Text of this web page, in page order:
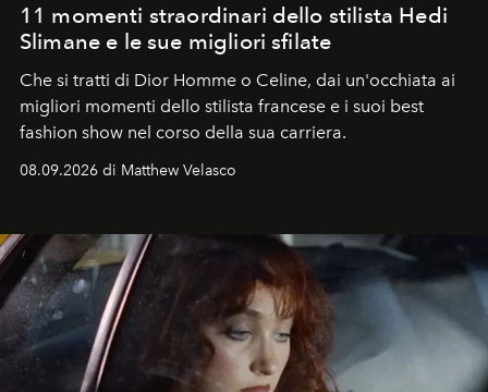
11 momenti straordinari dello stilista Hedi
Slimane e le sue migliori sfilate
Che si tratti di Dior Homme o Celine, dai un'occhiata ai
migliori momenti dello stilista francese e i suoi best
fashion show nel corso della sua carriera.
08.09.2026 di Matthew Velasco